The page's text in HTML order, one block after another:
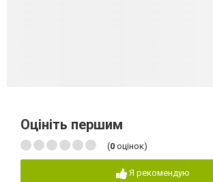
Оцініть першим
(0 оцінок)
Я рекомендую